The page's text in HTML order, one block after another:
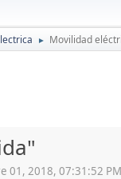
► Movilidad
01, 2018, 07:31:52 PM